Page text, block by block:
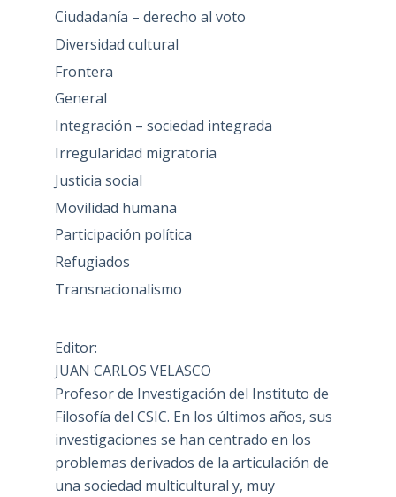
Ciudadanía – derecho al voto
Diversidad cultural
Frontera
General
Integración – sociedad integrada
Irregularidad migratoria
Justicia social
Movilidad humana
Participación política
Refugiados
Transnacionalismo
Editor:
JUAN CARLOS VELASCO
Profesor de Investigación del Instituto de
Filosofía del CSIC. En los últimos años, sus
investigaciones se han centrado en los
problemas derivados de la articulación de
una sociedad multicultural y, muy